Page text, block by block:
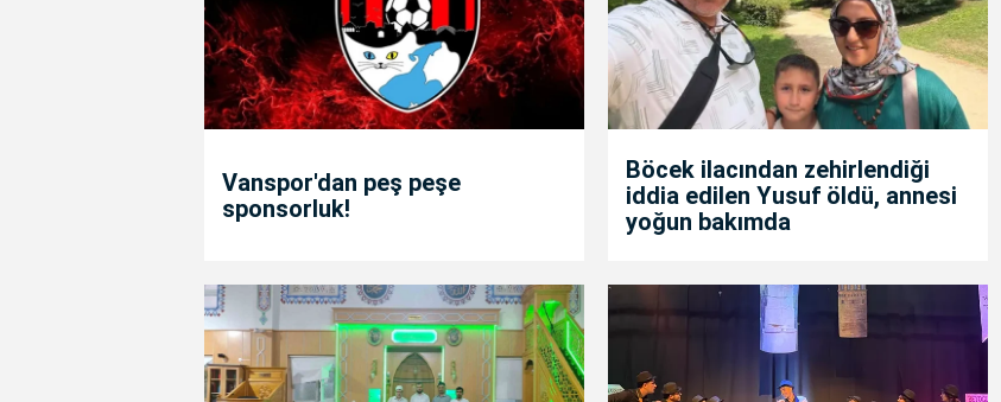
Vanspor'dan peş peşe
sponsorluk!
Böcek ilacından zehirlendiği
iddia edilen Yusuf öldü, annesi
yoğun bakımda